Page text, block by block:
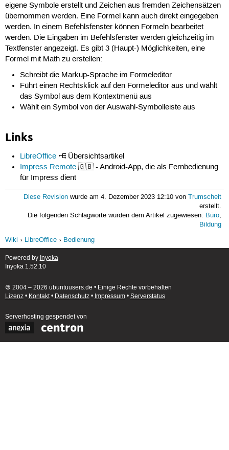
eigene Symbole erstellt und Zeichen aus fremden Zeichensätzen
übernommen werden. Eine Formel kann auch direkt eingegeben
werden. In einem Befehlsfenster können Formeln bearbeitet
werden. Die Eingaben im Befehlsfenster werden gleichzeitig im
Textfenster angezeigt. Es gibt 3 (Haupt-) Möglichkeiten, eine
Formel mit Math zu erstellen:
Schreibt die Markup-Sprache im Formeleditor
Führt einen Rechtsklick auf den Formeleditor aus und wählt
das Symbol aus dem Kontextmenü aus
Wählt ein Symbol von der Auswahl-Symbolleiste aus
Links
LibreOffice
Übersichtsartikel
Impress Remote 🇬🇧 - Android-App, die als Fernbedienung
für Impress dient
Diese Revision wurde am 4. Dezember 2023 12:10 vonTrumscheit
erstellt.
Die folgenden Schlagworte wurden dem Artikel zugewiesen: Büro,
Bildung
Wiki
LibreOffice Bedienung
Powered by Inyoka
Inyoka 1.52.10
🄯 2004 – 2026 ubuntuusers.de • Einige Rechte vorbehalten
Lizenz• Kontakt• Datenschutz• Impressum• Serverstatus
Serverhosting gespendet von